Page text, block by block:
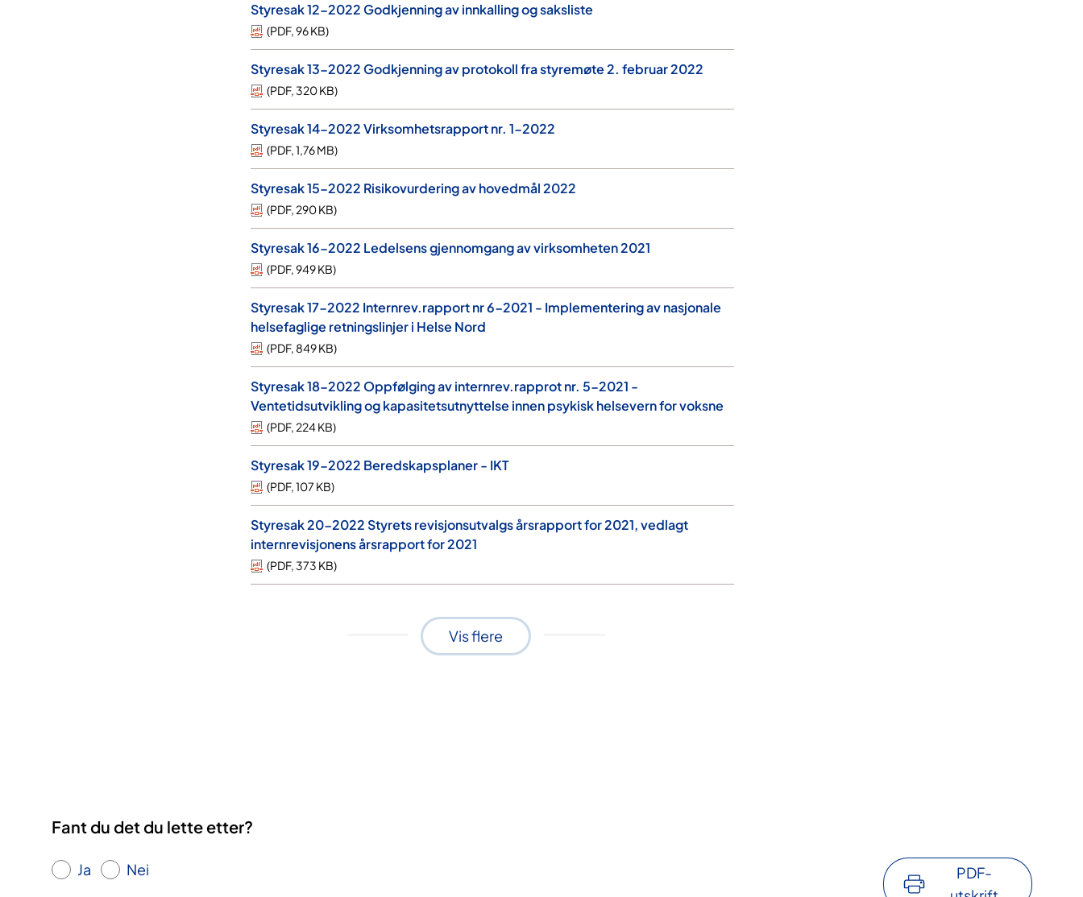
Styresak 12-2022 Godkjenning av innkalling og saksliste
(PDF,96 KB)
Styresak 13-2022 Godkjenning av protokoll fra styremøte 2. februar 2022
(PDF, 320 KB)
Styresak 14-2022 Virksomhetsrapport nr. 1-2022
(PDF,1,76 MB)
Styresak 15-2022 Risikovurdering av hovedmål 2022
(PDF, 290 KB)
Styresak 16-2022 Ledelsens gjennomgang av virksomheten 2021
(PDF,949 KB)
Styresak 17-2022 Internrev.rapport nr 6-2021 - Implementering av nasjonale
helsefaglige retningslinjer i Helse Nord
(PDF, 849 KB)
Styresak 18-2022 Oppfølging av internrev.rapprot nr. 5-2021 -
Ventetidsutvikling og kapasitetsutnyttelse innen psykisk helsevern for voksne
(PDF, 224 KB)
Styresak 19-2022 Beredskapsplaner - IKT
(PDF,107 KB)
Styresak 20-2022 Styrets revisjonsutvalgs årsrapport for 2021, vedlagt
internrevisjonens årsrapport for 2021
(PDF, 373 KB)
Vis flere
Fant du det du lette etter?
Ja Nei
PDF-